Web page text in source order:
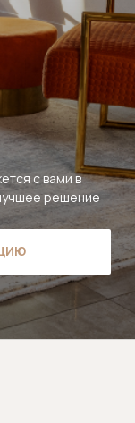
с вами в
решение